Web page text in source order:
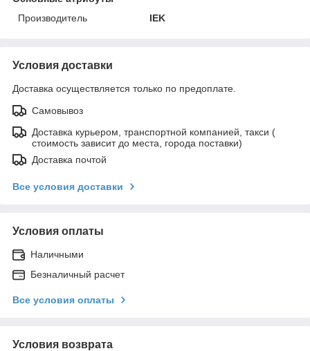
Производитель
IEK
Условия доставки
Доставка осуществляется только по предоплате.
Самовывоз
Доставка курьером, транспортной компанией, такси (
стоимость зависит до места, города поставки)
Доставка почтой
Все условия доставки
Условия оплаты
Наличными
Безналичный расчет
Все условия оплаты
Условия возврата